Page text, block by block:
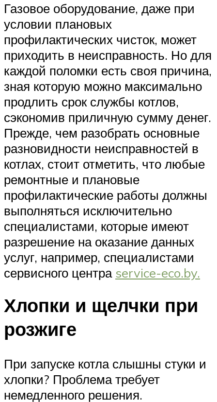
Газовое оборудование, даже при
условии плановых
профилактических чисток, может
приходить в неисправность. Но для
каждой поломки есть своя причина,
зная которую можно максимально
продлить срок службы котлов,
сэкономив приличную сумму денег.
Прежде, чем разобрать основные
разновидности неисправностей в
котлах, стоит отметить, что любые
ремонтные и плановые
профилактические работы должны
выполняться исключительно
специалистами, которые имеют
разрешение на оказание данных
услуг, например, специалистами
сервисного центра service-eco.by.
Хлопки и щелчки при
розжиге
При запуске котла слышны стуки и
хлопки? Проблема требует
немедленного решения.